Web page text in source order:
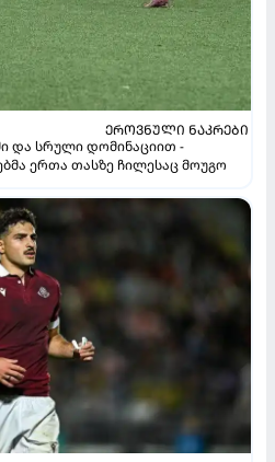
ᲔᲠᲝᲕᲜᲣᲚᲘ ᲜᲐᲙᲠᲔᲑᲘ
და სრული დომინაციით -
ერთა თასზე ჩილესაც მოუგო